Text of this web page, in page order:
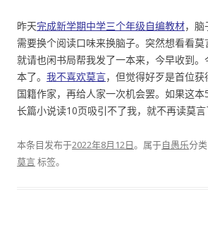
昨天完成新学期中学三个年级自编教材，脑
需要换个阅读口味来换脑子。突然想看看莫
就请也闲书局帮我发了一本来，今早收到
本了。 我不喜欢莫言，但觉得好歹是首位
国籍作家，再给人家一次机会罢。如果这
长篇小说读10页吸引不了我，就不再读莫言
本条目发布于2022年8月12日。属于自愚乐分
莫言标签。